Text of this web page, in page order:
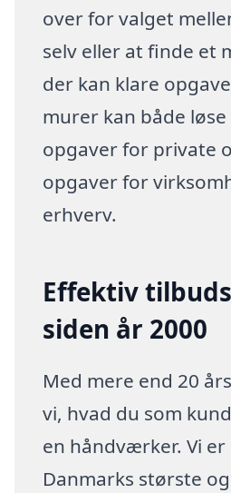
over for valget
selv eller at finde et
der kan klare
murer kan både
opgaver for private
opgaver for
erhverv.
Effektiv
siden år 2000
Med mere end 20
vi, hvad du som
en håndværker. Vi
Danmarks største